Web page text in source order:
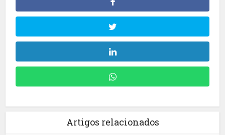
Artigos relacionados